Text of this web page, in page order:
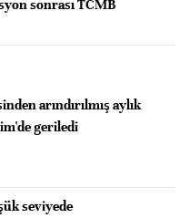
sonrası TCMB
arındırılmış aylık
geriledi
seviyede